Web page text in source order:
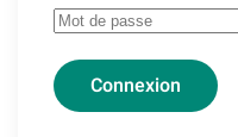
Connexion